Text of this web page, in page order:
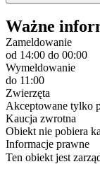
Ważne
Zameldowanie
od 14:00 do 00:00
Wymeldowanie
do 11:00
Zwierzęta
Akceptowane tylko
Kaucja zwrotna
Obiekt nie pobiera
Informacje prawne
Ten obiekt jest